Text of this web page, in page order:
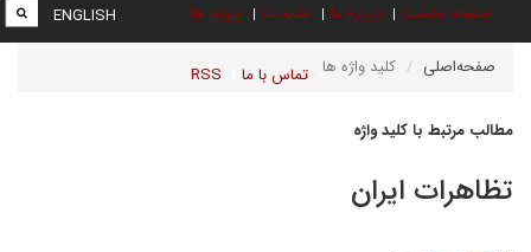
صفحه نخست درباره ما عضویت پیوند ها
تماس با ما RSS
ENGLISH
صفحه‌اصلی کلید واژه ها
مطالب مرتبط با کلید واژه
تظاهرات ایران